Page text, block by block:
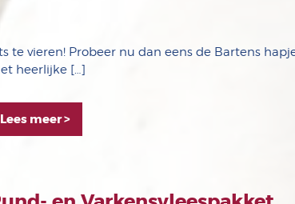
te vieren! Probeer nu dan eens de Bartens
heerlijke […]
Lees meer >